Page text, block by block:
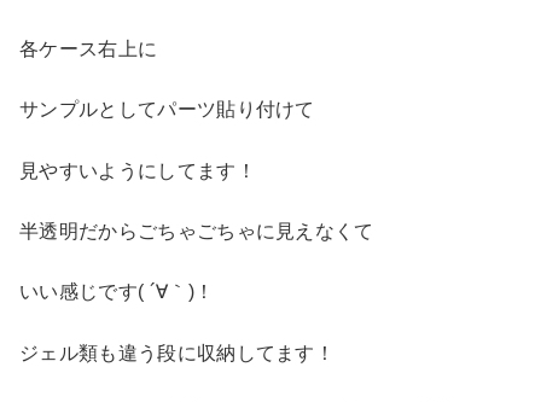
各ケース右上に
サンプルとしてパーツ貼り付けて
見やすいようにしてます！
半透明だからごちゃごちゃに見えなくて
いい感じです( ´∀｀)！
ジェル類も違う段に収納してます！